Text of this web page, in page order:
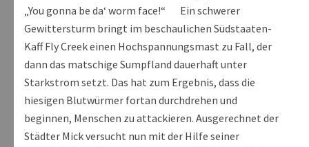
„You gonna be da‘ worm face!“ Ein schwerer
Gewittersturm bringt im beschaulichen Südstaaten-
Kaff Fly Creek einen Hochspannungsmast zu Fall, der
dann das matschige Sumpfland dauerhaft unter
Starkstrom setzt. Das hat zum Ergebnis, dass die
hiesigen Blutwürmer fortan durchdrehen und
beginnen, Menschen zu attackieren. Ausgerechnet der
Städter Mick versucht nun mit der Hilfe seiner